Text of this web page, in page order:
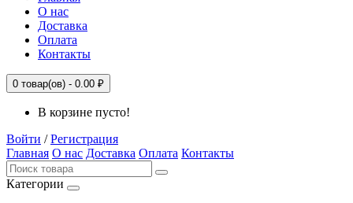
О нас
Доставка
Оплата
Контакты
0 товар(ов) - 0.00 ₽
В корзине пусто!
Войти /Регистрация
Главная О нас Доставка Оплата Контакты
Категории